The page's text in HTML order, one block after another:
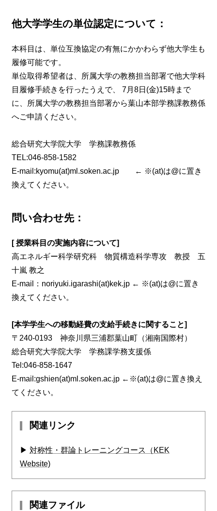
他大学学生の単位認定について：
本科目は、単位互換協定の有無にかかわらず他大学生も
履修可能です。
単位取得希望者は、所属大学の教務担当部署で他大学科
目履修手続きを行ったうえで、 7月8日(金)15時まで
に、所属大学の教務担当部署から葉山本部学務課教務係
へご申請ください。
総合研究大学院大学 学務課教務係
TEL:046-858-1582
E-mail:kyomu(at)ml.soken.ac.jp ← ※(at)は@に置き
換えてください。
問い合わせ先：
[授業科目の実施内容について]
高エネルギー科学研究科 物質構造科学専攻 教授 五
十嵐 教之
E-mail：noriyuki.igarashi(at)kek.jp ← ※(at)は@に置き
換えてください。
[本学学生への移動経費の支給手続きに関すること]
〒240-0193 神奈川県三浦郡葉山町（湘南国際村）
総合研究大学院大学 学務課学務支援係
Tel:046-858-1647
E-mail:gshien(at)ml.soken.ac.jp ←※(at)は@に置き換え
てください。
関連リンク
▶ 対称性・群論トレーニングコース（KEK
Website)
関連ファイル